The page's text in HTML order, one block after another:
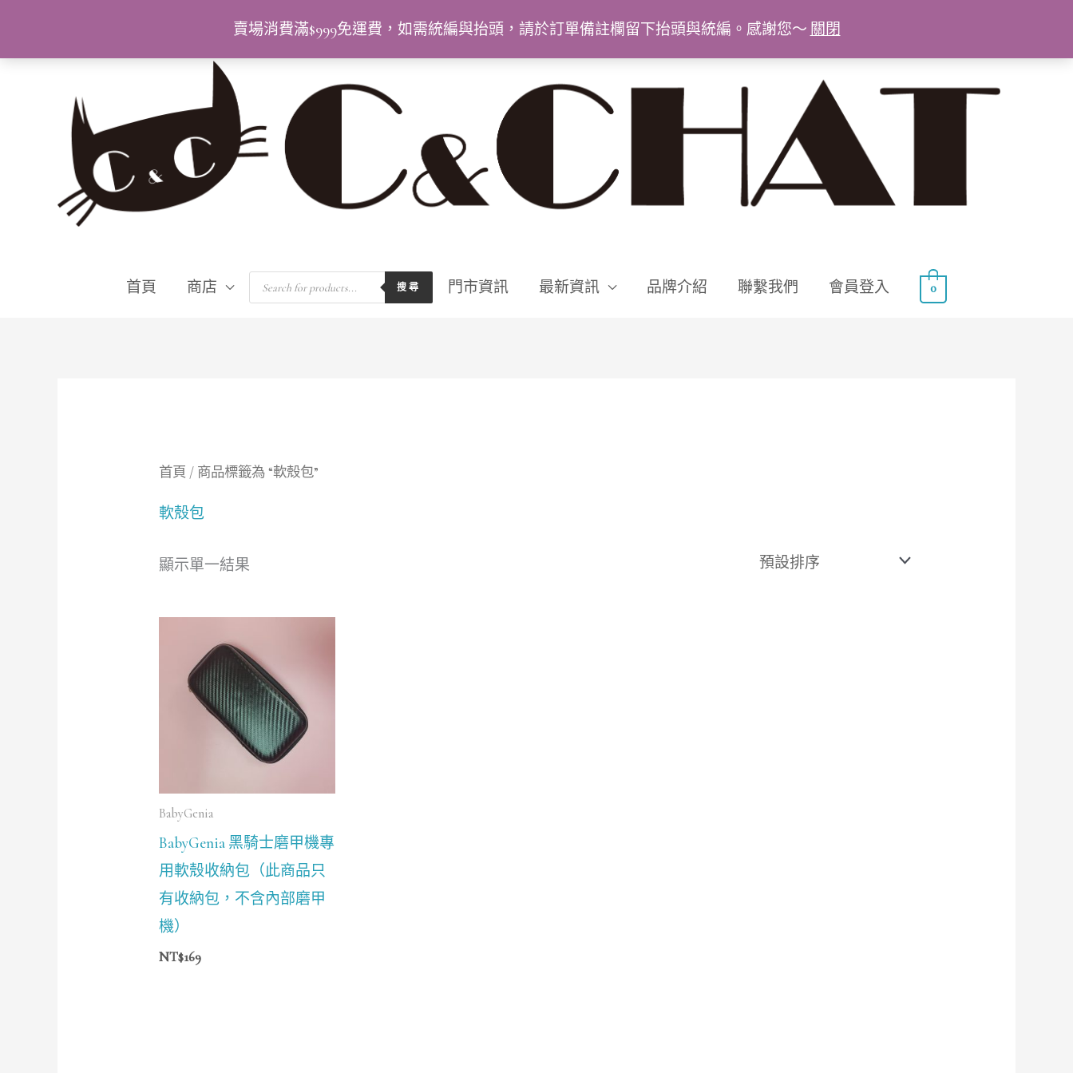
賣場消費滿$999免運費，如需統編與抬頭，請於訂單備註欄留下抬頭與統編。感謝您～ 關閉
首頁 商店
Products
search
搜尋 門市資訊 最新資訊 品牌介紹 聯繫我們 會員登入 0
首頁 / 商品標籤為 “軟殼包”
軟殼包
顯示單一結果
BabyGenia
BabyGenia 黑騎士磨甲機專
用軟殼收納包（此商品只
有收納包，不含內部磨甲
機）
NT$169